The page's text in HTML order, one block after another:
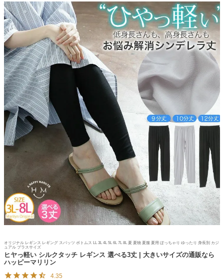
オリジナル レギンス レギング スパッツ ボトムス LL 3L 4L 5L 6L 7L 8L 夏 夏物 夏服 夏用 ぽっちゃり ゆったり 身長別 カジ
ュアル プラスサイズ
ヒヤっ軽い シルクタッチ レギンス 選べる3丈 | 大きいサイズの通販なら
ハッピーマリリン
4.35